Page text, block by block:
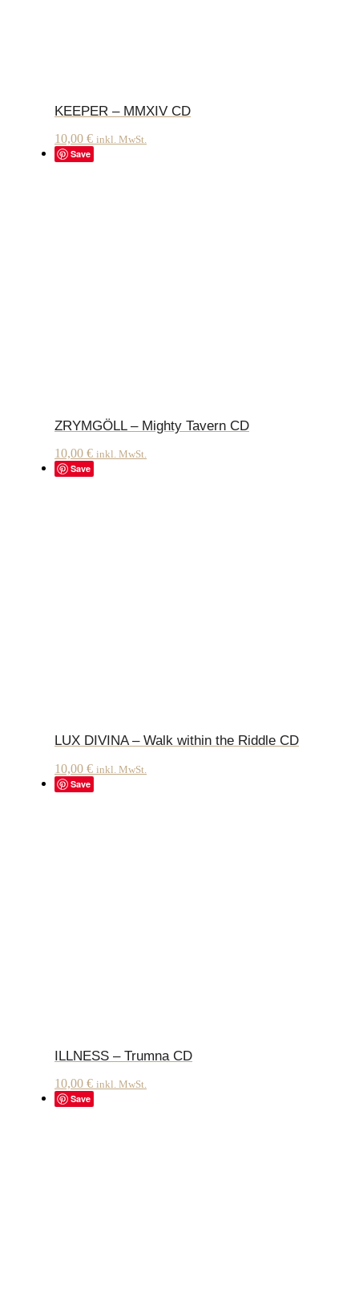
KEEPER – MMXIV CD
10,00 € inkl. MwSt.
Save
ZRYMGÖLL – Mighty Tavern CD
10,00 € inkl. MwSt.
Save
LUX DIVINA – Walk within the Riddle CD
10,00 € inkl. MwSt.
Save
ILLNESS – Trumna CD
10,00 € inkl. MwSt.
Save